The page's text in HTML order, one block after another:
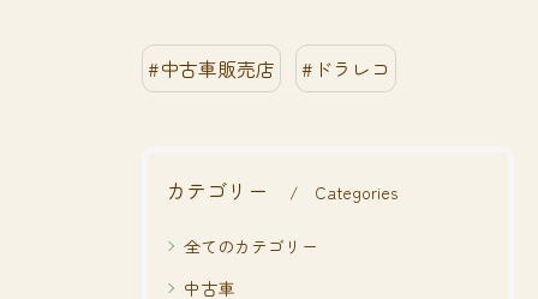
#中古車販売店 #ドラレコ
カテゴリー Categories
全てのカテゴリー
中古車